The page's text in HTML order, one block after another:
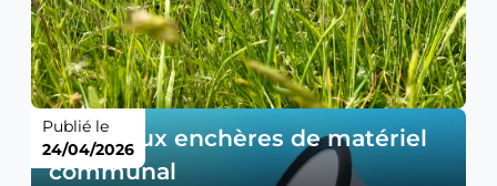
Vente aux enchères de matériel
communal
Publié le
24/04/2026